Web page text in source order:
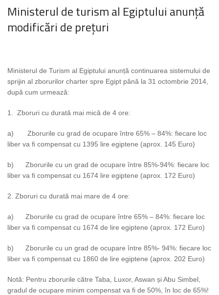
Ministerul de turism al Egiptului anunță
modificări de prețuri
Ministerul de Turism al Egiptului anunță continuarea sistemului de
sprijin al zborurilor charter spre Egipt până la 31 octombrie 2014,
după cum urmează:
1. Zboruri cu durată mai mică de 4 ore:
a) Zborurile cu grad de ocupare între 65% – 84%: fiecare loc
liber va fi compensat cu 1395 lire egiptene (aprox. 145 Euro)
b) Zborurile cu un grad de ocupare între 85%-94%: fiecare loc
liber va fi compensat cu 1674 lire egiptene (aprox. 172 Euro)
2. Zboruri cu durată mai mare de 4 ore:
a) Zborurile cu grad de ocupare între 65% – 84%: fiecare loc
liber va fi compensat cu 1674 de lire egiptene (aprox. 172 Euro)
b) Zborurile cu un grad de ocupare între 85%- 94%: fiecare loc
liber va fi compensat cu 1860 de lire egiptene (aprox. 202 Euro)
Notă: Pentru zborurile către Taba, Luxor, Aswan și Abu Simbel,
gradul de ocupare minim compensat va fi de 50%, în loc de 65%!